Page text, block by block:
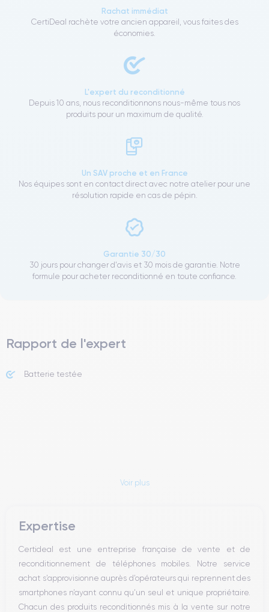
Rachat immédiat
CertiDeal rachète votre ancien appareil, vous faites des
économies.
L'expert du reconditionné
Depuis 10 ans, nous reconditionnons nous-même tous nos
produits pour un maximum de qualité.
Un SAV proche et en France
Nos équipes sont en contact direct avec notre atelier pour une
résolution rapide en cas de pépin.
Garantie 30/30
30 jours pour changer d'avis et 30 mois de garantie. Notre
formule pour acheter reconditionné en toute confiance.
Rapport de l'expert
Batterie testée
Voir plus
Expertise
Certideal est une entreprise française de vente et de
reconditionnement de téléphones mobiles. Notre service
achat s’approvisionne auprès d’opérateurs qui reprennent des
smartphones n’ayant connu qu’un seul et unique propriétaire.
Chacun des produits reconditionnés mis à la vente sur notre